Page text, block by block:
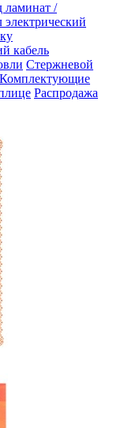
ламинат /
кабель
Cтержневой
Комплектующие
Распродажа